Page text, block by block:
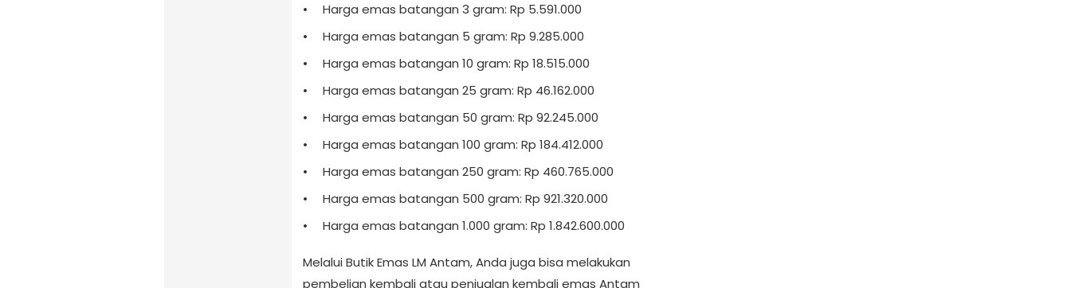
Harga emas batangan 3 gram: Rp 5.591.000
Harga emas batangan 5 gram: Rp 9.285.000
Harga emas batangan 10 gram: Rp 18.515.000
Harga emas batangan 25 gram: Rp 46.162.000
Harga emas batangan 50 gram: Rp 92.245.000
Harga emas batangan 100 gram: Rp 184.412.000
Harga emas batangan 250 gram: Rp 460.765.000
Harga emas batangan 500 gram: Rp 921.320.000
Harga emas batangan 1.000 gram: Rp 1.842.600.000
Melalui Butik Emas LM Antam, Anda juga bisa melakukan
pembelian kembali atau penjualan kembali emas Antam